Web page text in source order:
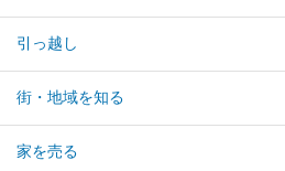
引っ越し
街・地域を知る
家を売る